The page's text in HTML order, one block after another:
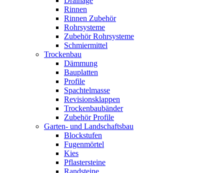
Rinnen
Rinnen Zubehör
Rohrsysteme
Zubehör Rohrsysteme
Schmiermittel
Trockenbau
Dämmung
Bauplatten
Profile
Spachtelmasse
Revisionsklappen
Trockenbaubänder
Zubehör Profile
Garten- und Landschaftsbau
Blockstufen
Fugenmörtel
Kies
Pflastersteine
Randsteine